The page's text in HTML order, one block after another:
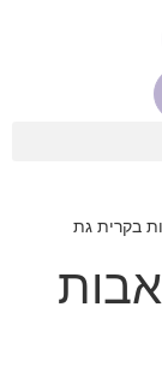
בקרית גת